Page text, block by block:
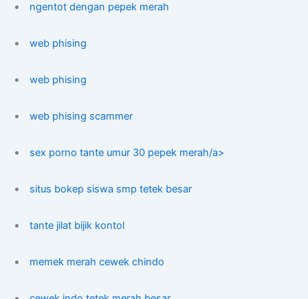
ngentot dengan pepek merah
web phising
web phising
web phising scammer
sex porno tante umur 30 pepek merah/a>
situs bokep siswa smp tetek besar
tante jilat bijik kontol
memek merah cewek chindo